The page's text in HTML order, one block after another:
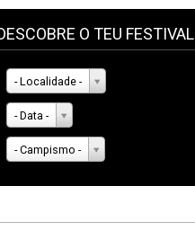
O TEU FESTIVAL
- Localidade -
- Data -
- Campismo -